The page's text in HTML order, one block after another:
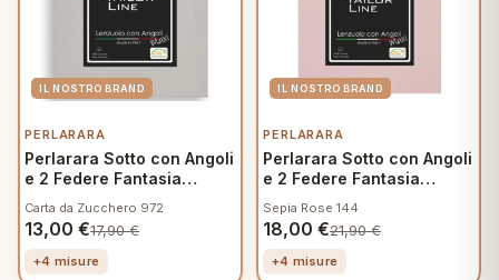
PERLARARA
Perlarara Sotto con Angoli
e 2 Federe Fantasia
Carta da Zucchero 972
13,00 €17,90€
+4 misure
PERLARARA
Perlarara Sotto con Angoli
e 2 Federe Fantasia
Sepia Rose 144
18,00 €21,90€
+4 misure